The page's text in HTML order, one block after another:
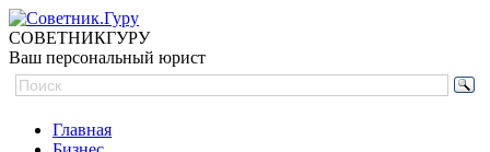
СОВЕТНИКГУРУ
Ваш персональный юрист
Главная